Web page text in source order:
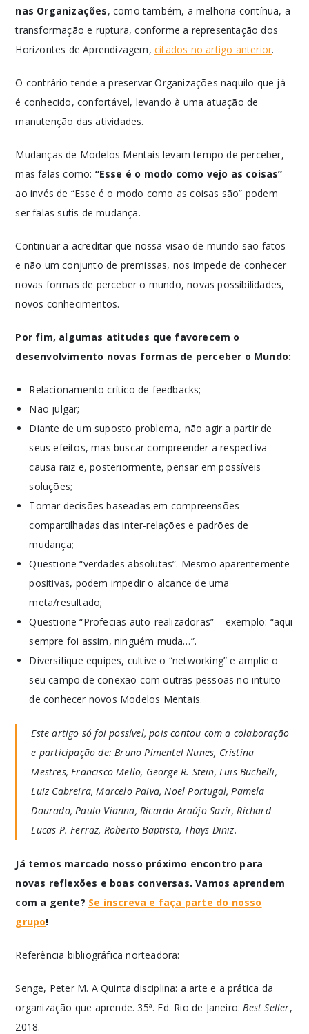
nas Organizações, como também, a melhoria contínua, a
transformação e ruptura, conforme a representação dos
Horizontes de Aprendizagem,citados no artigo anterior.
O contrário tende a preservar Organizações naquilo que já
é conhecido, confortável, levando à uma atuação de
manutenção das atividades.
Mudanças de Modelos Mentais levam tempo de perceber,
mas falas como: “Esse é o modo como vejo as coisas”
ao invés de “Esse é o modo como as coisas são” podem
ser falas sutis de mudança.
Continuar a acreditar que nossa visão de mundo são fatos
e não um conjunto de premissas, nos impede de conhecer
novas formas de perceber o mundo, novas possibilidades,
novos conhecimentos.
Por fim, algumas atitudes que favorecem o
desenvolvimento novas formas de perceber o Mundo:
Relacionamento crítico de feedbacks;
Não julgar;
Diante de um suposto problema, não agir a partir de
seus efeitos, mas buscar compreender a respectiva
causa raiz e, posteriormente, pensar em possíveis
soluções;
Tomar decisões baseadas em compreensões
compartilhadas das inter-relações e padrões de
mudança;
Questione “verdades absolutas”. Mesmo aparentemente
positivas, podem impedir o alcance de uma
meta/resultado;
Questione “Profecias auto-realizadoras” – exemplo: “aqui
sempre foi assim, ninguém muda…”.
Diversifique equipes, cultive o “networking” e amplie o
seu campo de conexão com outras pessoas no intuito
de conhecer novos Modelos Mentais.
Este artigo só foi possível, pois contou com a colaboração
e participação de: Bruno Pimentel Nunes, Cristina
Mestres, Francisco Mello, George R. Stein, Luis Buchelli,
Luiz Cabreira, Marcelo Paiva, Noel Portugal, Pamela
Dourado, Paulo Vianna, Ricardo Araújo Savir, Richard
Lucas P. Ferraz, Roberto Baptista, Thays Diniz.
Já temos marcado nosso próximo encontro para
novas reflexões e boas conversas. Vamos aprendem
com a gente? Se inscreva e faça parte do nosso
grupo!
Referência bibliográfica norteadora:
Senge, Peter M. A Quinta disciplina: a arte e a prática da
organização que aprende. 35ª. Ed. Rio de Janeiro:Best Seller,
2018.